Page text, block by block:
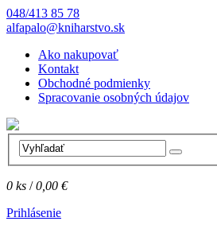
048/413 85 78
alfapalo@kniharstvo.sk
Ako nakupovať
Kontakt
Obchodné podmienky
Spracovanie osobných údajov
0 ks /0,00 €
Prihlásenie